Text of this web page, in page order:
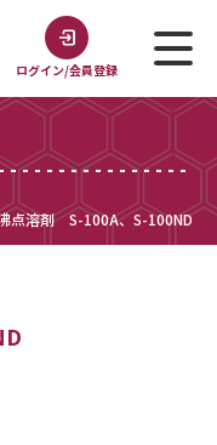
ログイン/会員登録
点溶剤 S-100A、S-100ND